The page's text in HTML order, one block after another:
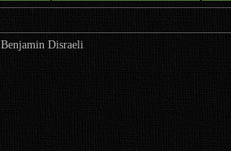
Disraeli